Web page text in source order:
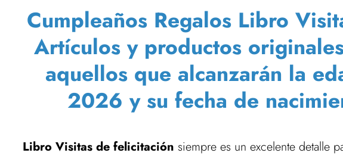
Cumpleaños Regalos Libro
Artículos y productos
aquellos que alcanzarán la
2026 y su fecha de
Libro Visitas de felicitación siempre es un excelente detalle